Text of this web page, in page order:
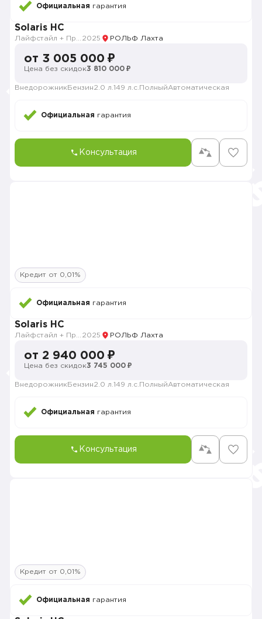
Официальная гарантия
Solaris HC
2025 РОЛЬФ Лахта
от 3 005 000 ₽
Цена без скидок3 810 000 ₽
Внедорожник Бензин2.0 л. 149 л.с. ПолныйАвтоматическая
Официальная гарантия
Консультация
Кредит от 0,01%
Официальная гарантия
Solaris HC
2025 РОЛЬФ Лахта
от 2 940 000 ₽
Цена без скидок3 745 000 ₽
Внедорожник Бензин2.0 л. 149 л.с. ПолныйАвтоматическая
Официальная гарантия
Консультация
Кредит от 0,01%
Официальная гарантия